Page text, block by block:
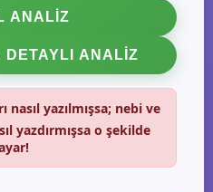
yazılmışsa; nebi ve
yazdırmışsa o şekilde